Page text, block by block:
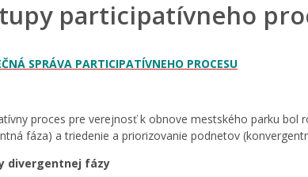
participatívneho
SPRÁVA PARTICIPATÍVNEHO PROCESU
proces pre verejnosť k obnove mestského parku bol
fáza) a triedenie a priorizovanie podnetov
divergentnej fázy